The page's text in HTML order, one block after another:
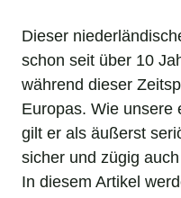
Dieser
schon seit über 10
während dieser
Europas. Wie unsere
gilt er als äußerst
sicher und zügig
In diesem Artikel